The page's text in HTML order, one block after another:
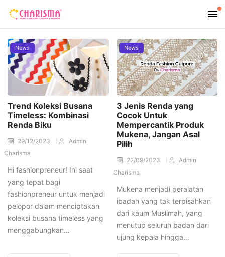
News
Trend Koleksi Busana
Timeless: Kombinasi
Renda Biku
29/12/2023
Admin
Charisma
Hi fashionpreneur! Ini saat
yang tepat bagi
fashionpreneur untuk menjadi
pelopor dalam menciptakan
koleksi busana timeless yang
menggabungkan…
News
3 Jenis Renda yang
Cocok Untuk
Mempercantik Produk
Mukena, Jangan Asal
Pilih
22/09/2023
Admin
Charisma
Mukena menjadi peralatan
ibadah yang tak terpisahkan
dari kaum Muslimah, yang
menutup seluruh badan dari
ujung kepala hingga…